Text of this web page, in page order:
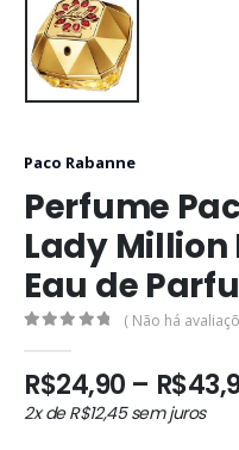
Paco Rabanne
Perfume
Lady Million
Eau de
( Não há
R$24,90 – R$
2x deR$12,45sem juros